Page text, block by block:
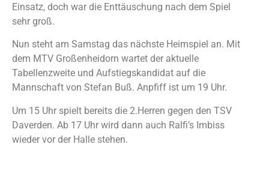
Einsatz, doch war die Enttäuschung nach dem Spiel
sehr groß.
Nun steht am Samstag das nächste Heimspiel an. Mit
dem MTV Großenheidorn wartet der aktuelle
Tabellenzweite und Aufstiegskandidat auf die
Mannschaft von Stefan Buß. Anpfiff ist um 19 Uhr.
Um 15 Uhr spielt bereits die 2.Herren gegen den TSV
Daverden. Ab 17 Uhr wird dann auch Ralfi’s Imbiss
wieder vor der Halle stehen.